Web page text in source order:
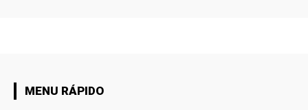
MENU RÁPIDO